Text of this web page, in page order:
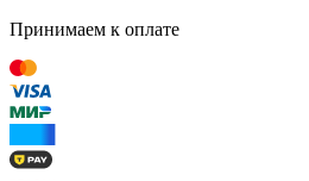
Принимаем к оплате